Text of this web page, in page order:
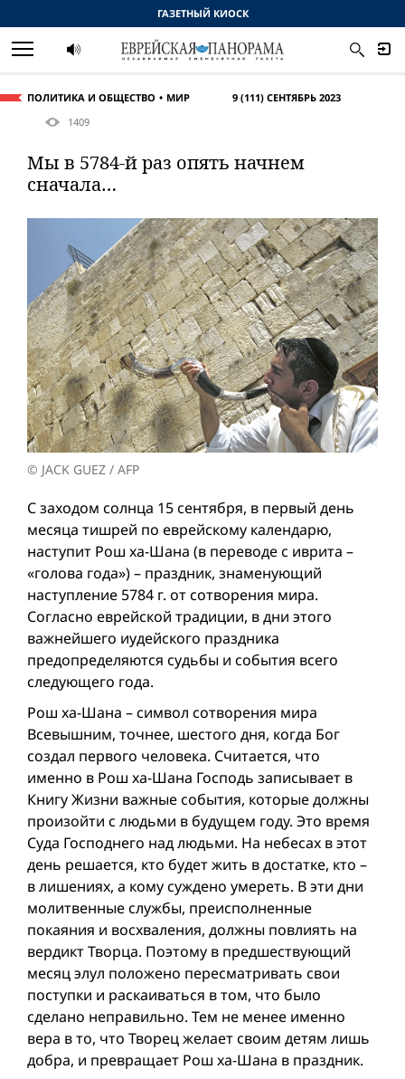
ПОЛИТИКА И ОБЩЕСТВО МИР
9 (111) СЕНТЯБРЬ 2023
1409
Мы в 5784-й раз опять начнем
сначала…
© JACK GUEZ / AFP
С заходом солнца 15 сентября, в первый день
месяца тишрей по еврейскому календарю,
наступит Рош ха-Шана (в переводе с иврита –
«голова года») – праздник, знаменующий
наступление 5784 г. от сотворения мира.
Согласно еврейской традиции, в дни этого
важнейшего иудейского праздника
предопределяются судьбы и события всего
следующего года.
Рош ха-Шана – символ сотворения мира
Всевышним, точнее, шестого дня, когда Бог
создал первого человека. Считается, что
именно в Рош ха-Шана Господь записывает в
Книгу Жизни важные события, которые должны
произойти с людьми в будущем году. Это время
Суда Господнего над людьми. На небесах в этот
день решается, кто будет жить в достатке, кто –
в лишениях, а кому суждено умереть. В эти дни
молитвенные службы, преисполненные
покаяния и восхваления, должны повлиять на
вердикт Творца. Поэтому в предшествующий
месяц элул положено пересматривать свои
поступки и раскаиваться в том, что было
сделано неправильно. Тем не менее именно
вера в то, что Творец желает своим детям лишь
добра, и превращает Рош ха-Шана в праздник.
ГАЗЕТНЫЙ КИОСК